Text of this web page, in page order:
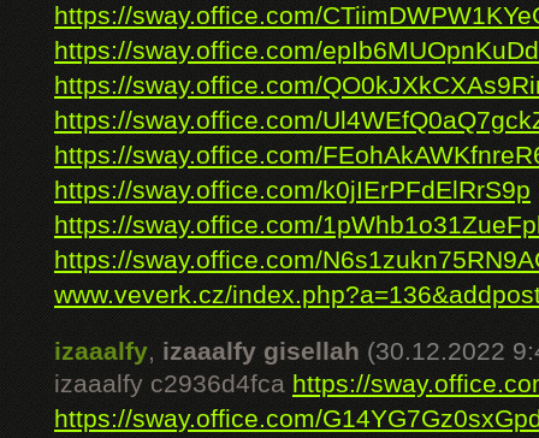
https://sway.office.com/
https://sway.office.com/
https://sway.office.com/
https://sway.office.com/
https://sway.office.com/
https://sway.office.com/k0jIErPFdElRrS9p
https://sway.office.com/
https://sway.office.com/
www.veverk.cz/
izaaalfy, izaaalfy gisellah (30.12.2022
izaaalfy c2936d4fca https://
https://sway.office.com/